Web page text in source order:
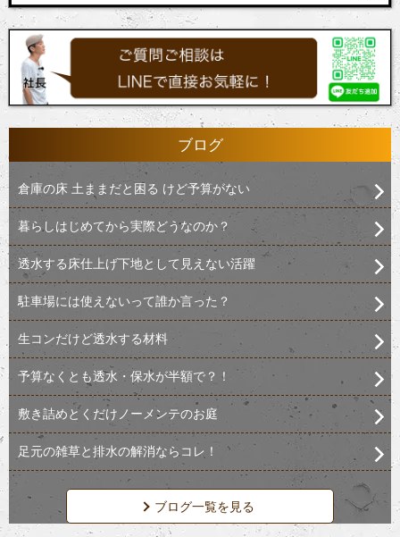
ブログ
倉庫の床 土ままだと困る けど予算がない
暮らしはじめてから実際どうなのか？
透水する床仕上げ下地として見えない活躍
駐車場には使えないって誰か言った？
生コンだけど透水する材料
予算なくとも透水・保水が半額で？！
敷き詰めとくだけノーメンテのお庭
足元の雑草と排水の解消ならコレ！
ブログ一覧を見る